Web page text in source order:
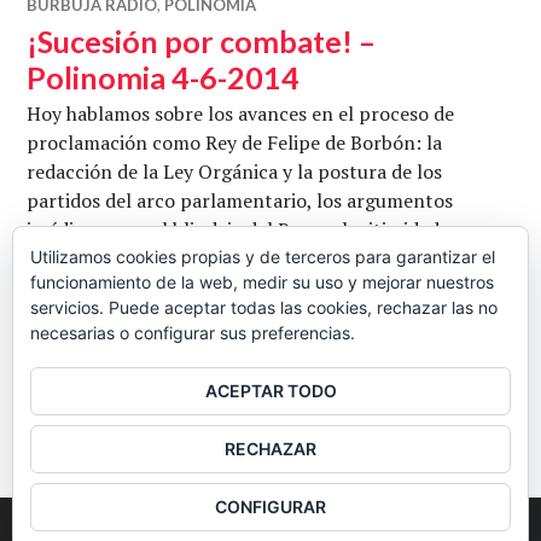
BURBUJA RADIO, POLINOMIA
¡Sucesión por combate! –
Polinomia 4-6-2014
Hoy hablamos sobre los avances en el proceso de
proclamación como Rey de Felipe de Borbón: la
redacción de la Ley Orgánica y la postura de los
partidos del arco parlamentario, los argumentos
jurídicos para el blindaje del Rey, su legitimidad como
Jefe de Estado y las razones para que la ciudadanía elija
su forma de Estado mediante un referéndum. También
hablamos sobre la ofensiva …Seguir leyendo¡Sucesión
BARRA
LATERAL
2026 Colectivo Burbuja
Utilizamos cookies propias y de terceros para garantizar el
funcionamiento de la web, medir su uso y mejorar nuestros
servicios. Puede aceptar todas las cookies, rechazar las no
necesarias o configurar sus preferencias.
ACEPTAR TODO
RECHAZAR
CONFIGURAR